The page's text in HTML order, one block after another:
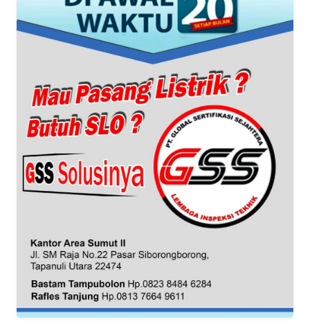
WAHANA
SPORT
UMKM
WAHANA
SELEB
WAHANA
PERSONA
OTOMOTIF
WAHANA
HEALTH